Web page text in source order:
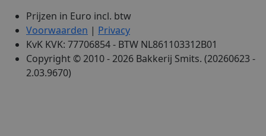
Prijzen in Euro incl. btw
Voorwaarden | Privacy
KvK KVK: 77706854 - BTW NL861103312B01
Copyright © 2010 - 2026 Bakkerij Smits. (20260623 -
2.03.9670)